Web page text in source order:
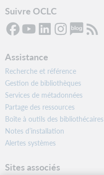
Suivre OCLC
Assistance
Recherche et référence
Gestion de bibliothèques
Services de métadonnées
Partage des ressources
Boîte à outils des bibliothécaires
Notes d’installation
Alertes systèmes
Sites associés